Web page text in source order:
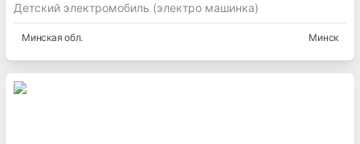
Детский электромобиль (электро машинка)
Минская обл. Минск